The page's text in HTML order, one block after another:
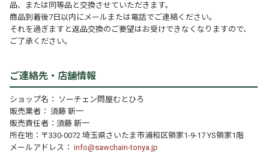
品、または同等品と交換させていただきます。
商品到着後7日以内にメールまたは電話でご連絡ください。
それを過ぎますと返品交換のご要望はお受けできなくなりますので、
ご了承ください。
ご連絡先・店舗情報
ショップ名： ソーチェン問屋むとひろ
販売業者： 須藤 新一
販売責任者：須藤 新一
所在地：〒330-0072 埼玉県さいたま市浦和区領家1-9-17 YS領家1階
メールアドレス：info@sawchain-tonya.jp